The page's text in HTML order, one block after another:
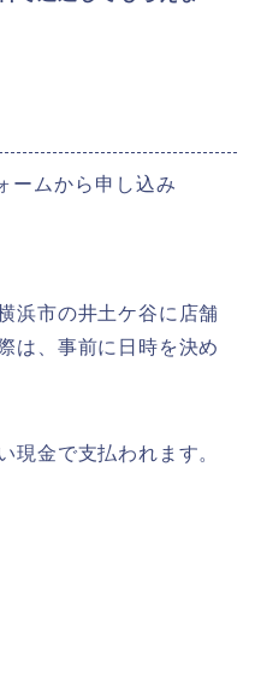
ームから申し込み
浜市の井土ケ谷に店舗
は、事前に日時を決め
現金で支払われます。